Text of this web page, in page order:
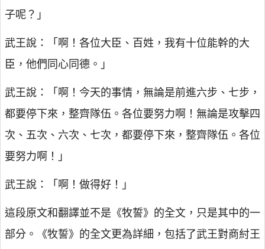
子呢？」
武王說：「啊！各位大臣、百姓，我有十位能幹的大
臣，他們同心同德。」
武王說：「啊！今天的事情，無論是前進六步、七步，
都要停下來，整齊隊伍。各位要努力啊！無論是攻擊四
次、五次、六次、七次，都要停下來，整齊隊伍。各位
要努力啊！」
武王說：「啊！做得好！」
這段原文和翻譯並不是《牧誓》的全文，只是其中的一
部分。《牧誓》的全文更為詳細，包括了武王對商紂王